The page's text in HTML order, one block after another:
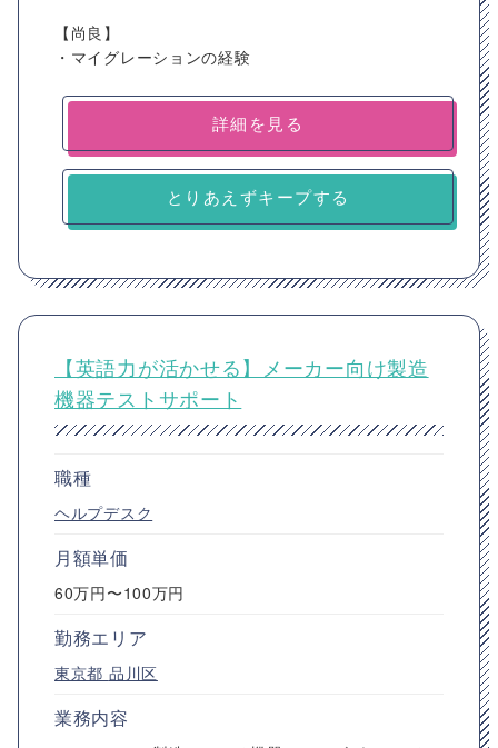
【尚良】
・マイグレーションの経験
詳細を見る
とりあえずキープする
【英語力が活かせる】メーカー向け製造
機器テストサポート
職種
ヘルプデスク
月額単価
60万円〜100万円
勤務エリア
東京都 品川区
業務内容